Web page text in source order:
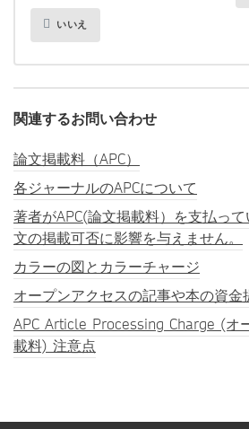
いいえ
関連するお問い合わせ
論文掲載料（APC）
各ジャーナルのAPCについて
著者がAPC(論文掲載料）を支払っ
文の掲載可否に影響を与えません。
カラーの図とカラーチャージ
オープンアクセスの記事や本の資金
APC Article Processing Charge (オ
載料) 注意点